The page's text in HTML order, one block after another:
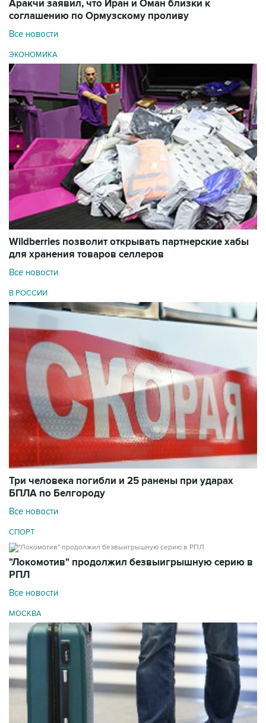
Аракчи заявил, что Иран и Оман близки к
соглашению по Ормузскому проливу
Все новости
ЭКОНОМИКА
Wildberries позволит открывать партнерские хабы
для хранения товаров селлеров
Все новости
В РОССИИ
Три человека погибли и 25 ранены при ударах
БПЛА по Белгороду
Все новости
СПОРТ
"Локомотив" продолжил безвыигрышную серию в
РПЛ
Все новости
МОСКВА